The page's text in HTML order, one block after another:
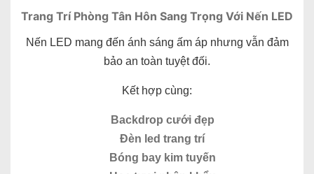
Trang Trí Phòng Tân Hôn Sang Trọng Với Nến LED
Nến LED mang đến ánh sáng ấm áp nhưng vẫn đảm
bảo an toàn tuyệt đối.
Kết hợp cùng:
Backdrop cưới đẹp
Đèn led trang trí
Bóng bay kim tuyến